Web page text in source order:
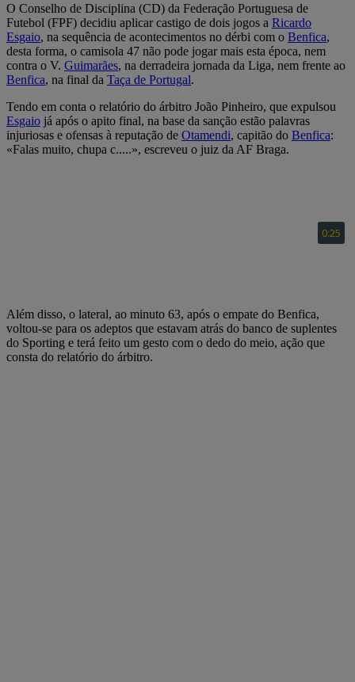
O Conselho de Disciplina (CD) da Federação Portuguesa de
Futebol (FPF) decidiu aplicar castigo de dois jogos a Ricardo
Esgaio, na sequência de acontecimentos no dérbi com o Benfica,
desta forma, o camisola 47 não pode jogar mais esta época, nem
contra o V. Guimarães, na derradeira jornada da Liga, nem frente ao
Benfica, na final da Taça de Portugal.
Tendo em conta o relatório do árbitro João Pinheiro, que expulsou
Esgaio já após o apito final, na base da sanção estão palavras
injuriosas e ofensas à reputação de Otamendi, capitão do Benfica:
«Falas muito, chupa c.....», escreveu o juiz da AF Braga.
Além disso, o lateral, ao minuto 63, após o empate do Benfica,
voltou-se para os adeptos que estavam atrás do banco de suplentes
do Sporting e terá feito um gesto com o dedo do meio, ação que
consta do relatório do árbitro.